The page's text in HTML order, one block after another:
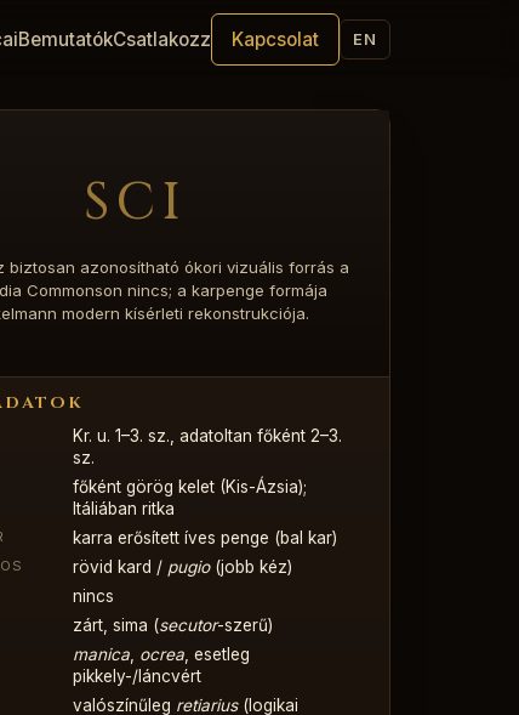
BemutatókCsatlakozz Kapcsolat EN
SCI
biztosan azonosítható ókori vizuális forrás a
Commonson nincs; a karpenge formája
modern kísérleti rekonstrukciója.
Kr. u. 1–3. sz., adatoltan főként 2–3.
sz.
főként görög kelet (Kis-Ázsia);
Itáliában ritka
karra erősített íves penge (bal kar)
rövid kard / pugio(jobb kéz)
nincs
zárt, sima (secutor-szerű)
manica, ocrea, esetleg
pikkely-/láncvért
valószínűleg retiarius(logikai